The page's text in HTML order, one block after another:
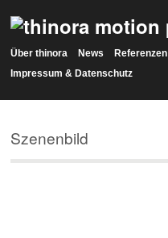
Über thinora News Referenzen
Impressum & Datenschutz
Szenenbild